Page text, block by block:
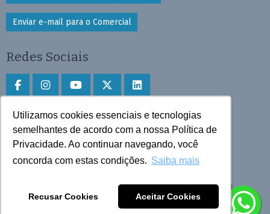
Utilizamos cookies essenciais e tecnologias
semelhantes de acordo com a nossa Política de
Privacidade. Ao continuar navegando, você
concorda com estas condições. Saiba mais
Recusar Cookies Aceitar Cookies
Enviar e-mail para o Comercial
Redes Sociais
Faça download do aplicativo
Play Store e App Store
Todos os direitos reservados © 2025 Cruzeiro do Sul